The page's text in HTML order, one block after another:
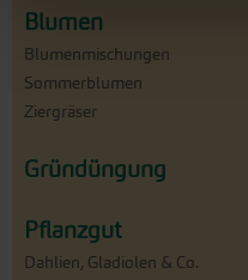
Blumen
Blumenmischungen
Sommerblumen
Ziergräser
Gründüngung
Pflanzgut
Dahlien, Gladiolen & Co.